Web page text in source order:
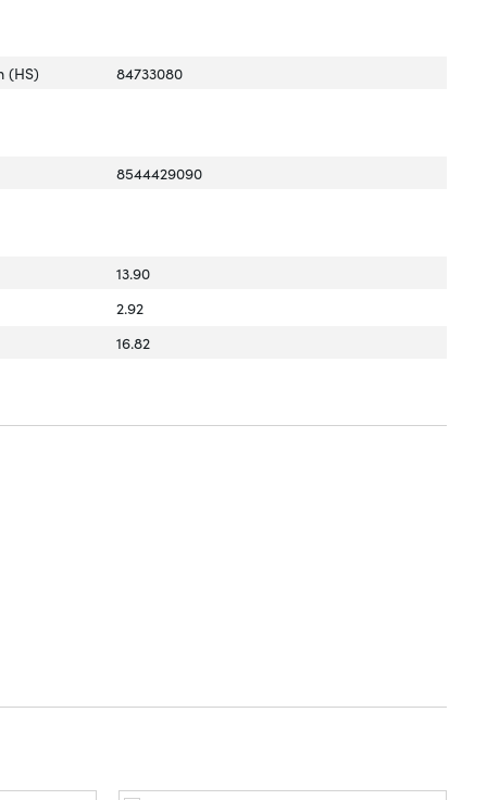
(HS) 84733080
8544429090
13.90
2.92
16.82